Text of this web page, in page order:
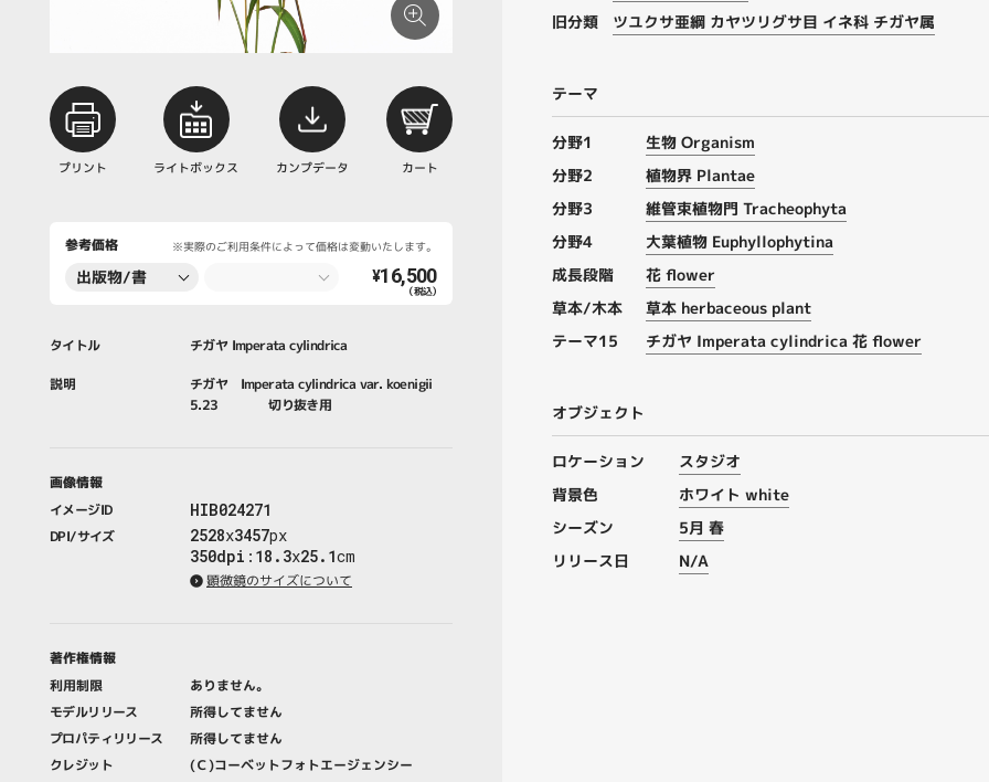
プリント ライトボックス カンプデータ カート
参考価格 ※実際のご利用条件によって価格は変動いたします。
出版物/書
¥16,500
（税込）
タイトル チガヤ Imperata cylindrica
説明
チガヤ Imperata cylindrica var. koenigii
5.23 切り抜き用
画像情報
イメージID
HIB024271
DPI/サイズ 2528x3457px
350dpi : 18.3x25.1cm
顕微鏡のサイズについて
著作権情報
利用制限
ありません。
モデルリリース
所得してません
プロパティリリース
所得してません
クレジット
(Ｃ)コーベットフォトエージェンシー
旧分類
ツユクサ亜綱 カヤツリグサ目 イネ科 チガヤ属
テーマ
分野1
生物 Organism
分野2
植物界 Plantae
分野3
維管束植物門 Tracheophyta
分野4
大葉植物 Euphyllophytina
成長段階
花 flower
草本/木本
草本 herbaceous plant
テーマ15
チガヤ Imperata cylindrica 花 flower
オブジェクト
ロケーション
スタジオ
背景色
ホワイト white
シーズン
5月 春
リリース日
N/A